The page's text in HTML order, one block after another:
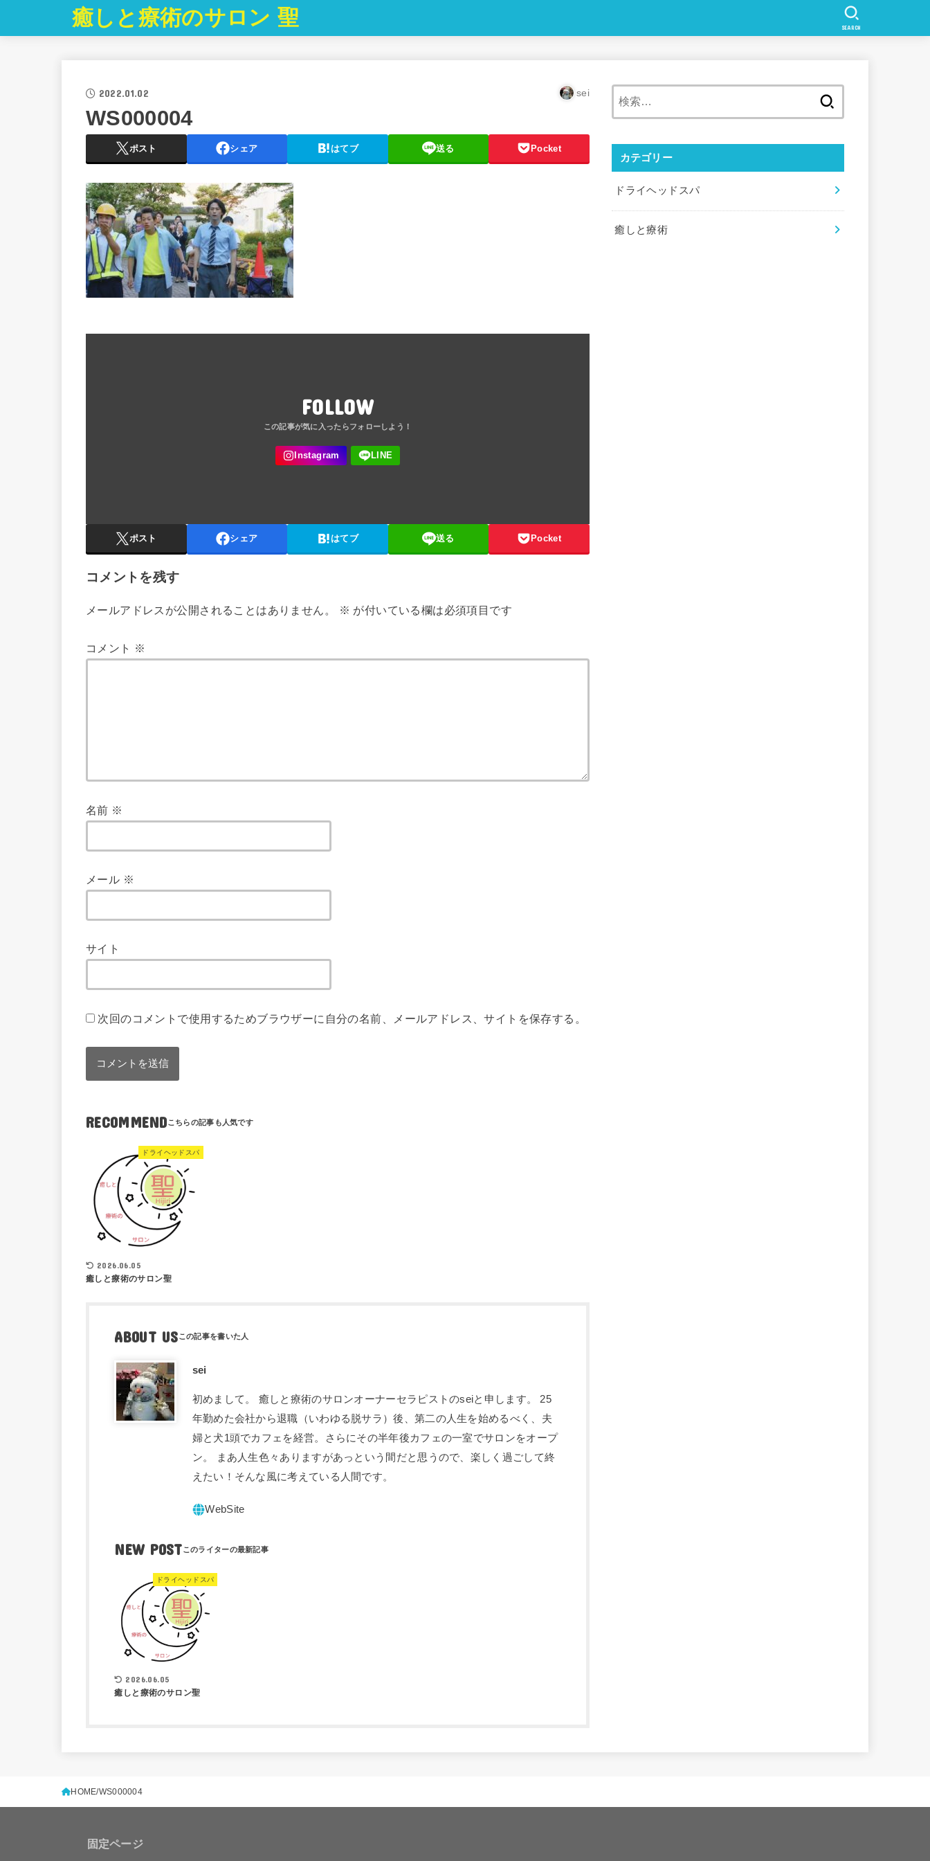
癒しと療術のサロン 聖 SEARCH
2022.01.02 sei
WS000004
ポスト シェア はてブ 送る Pocket
FOLLOW
ポスト シェア はてブ 送る Pocket
コメントを残す
メールアドレスが公開されることはありません。 ※ が付いている欄は必須項目です
コメント ※
名前 ※
メール ※
サイト
次回のコメントで使用するためブラウザーに自分の名前、メールアドレス、サイトを保存する。
RECOMMEND
ドライヘッドスパ
2026.06.05
癒しと療術のサロン聖
ABOUT US
sei
初めまして。 癒しと療術のサロンオーナーセラピストのseiと申します。 25
年勤めた会社から退職（いわゆる脱サラ）後、第二の人生を始めるべく、夫
婦と犬1頭でカフェを経営。さらにその半年後カフェの一室でサロンをオープ
ン。 まあ人生色々ありますがあっという間だと思うので、楽しく過ごして終
えたい！そんな風に考えている人間です。
NEW POST
ドライヘッドスパ
2026.06.05
癒しと療術のサロン聖
カテゴリー
ドライヘッドスパ
癒しと療術
HOME WS000004
固定ページ